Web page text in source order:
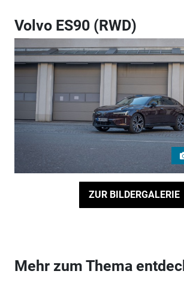
Volvo ES90 (RWD)
ZUR BILDERGALERIE
Mehr zum Thema